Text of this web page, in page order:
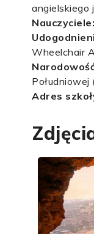
angielskiego
Nauczyciele:
Wheelchair
Adres